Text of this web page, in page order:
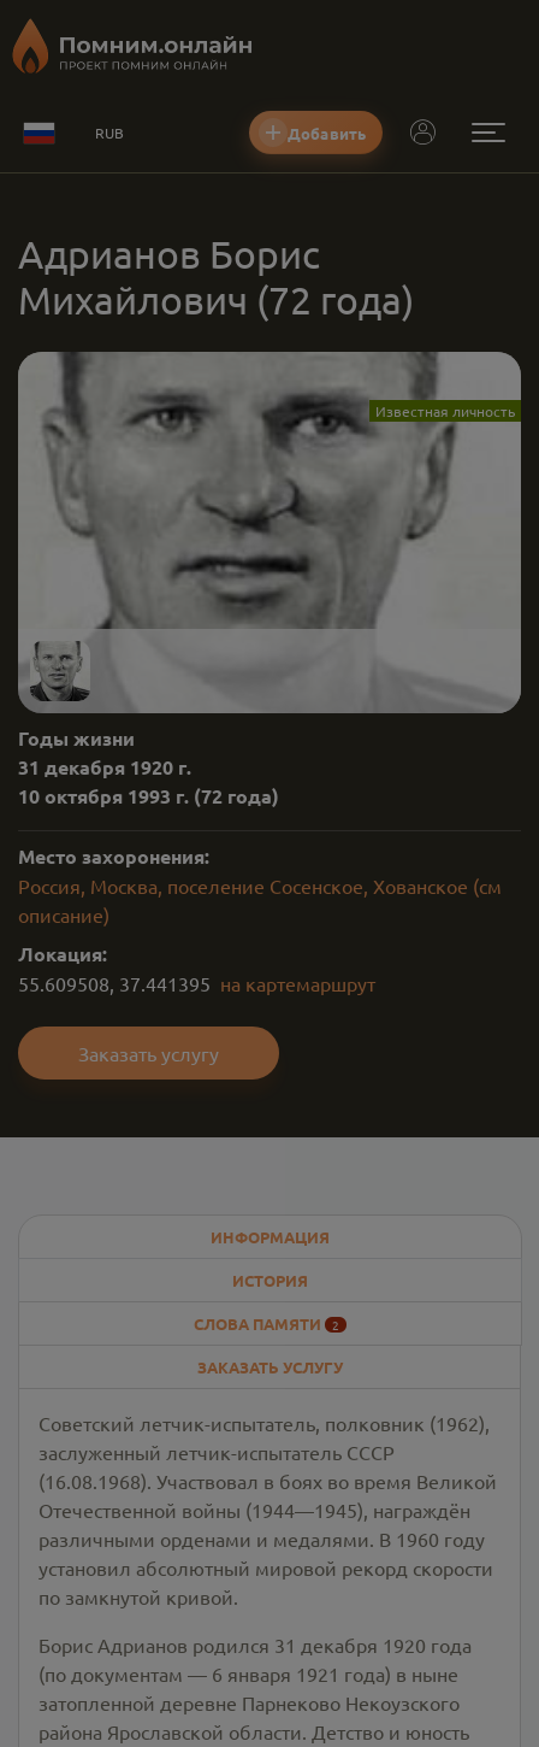
RUB Добавить
Адрианов Борис
Михайлович (72 года)
Известная личность
Годы жизни
31 декабря 1920 г.
10 октября 1993 г. (72 года)
Место захоронения:
Россия, Москва, поселение Сосенское, Хованское (см
описание)
Локация:
55.609508, 37.441395 на картемаршрут
Заказать услугу
ИНФОРМАЦИЯ
ИСТОРИЯ
СЛОВА ПАМЯТИ 2
ЗАКАЗАТЬ УСЛУГУ
Советский летчик-испытатель, полковник (1962),
заслуженный летчик-испытатель СССР
(16.08.1968). Участвовал в боях во время Великой
Отечественной войны (1944—1945), награждён
различными орденами и медалями. В 1960 году
установил абсолютный мировой рекорд скорости
по замкнутой кривой.
Борис Адрианов родился 31 декабря 1920 года
(по документам — 6 января 1921 года) в ныне
затопленной деревне Парнеково Некоузского
района Ярославской области. Детство и юность